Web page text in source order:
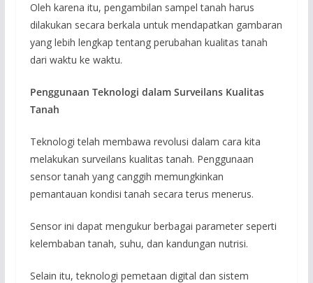
Oleh karena itu, pengambilan sampel tanah harus
dilakukan secara berkala untuk mendapatkan gambaran
yang lebih lengkap tentang perubahan kualitas tanah
dari waktu ke waktu.
Penggunaan Teknologi dalam Surveilans Kualitas
Tanah
Teknologi telah membawa revolusi dalam cara kita
melakukan surveilans kualitas tanah. Penggunaan
sensor tanah yang canggih memungkinkan
pemantauan kondisi tanah secara terus menerus.
Sensor ini dapat mengukur berbagai parameter seperti
kelembaban tanah, suhu, dan kandungan nutrisi.
Selain itu, teknologi pemetaan digital dan sistem